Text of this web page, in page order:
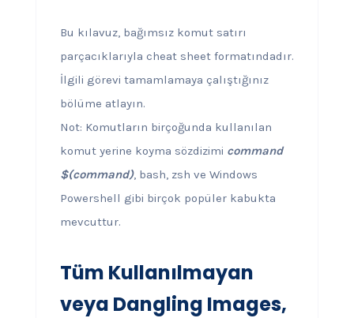
Bu kılavuz, bağımsız komut satırı
parçacıklarıyla cheat sheet formatındadır.
İlgili görevi tamamlamaya çalıştığınız
bölüme atlayın.
Not: Komutların birçoğunda kullanılan
komut yerine koyma sözdizimi command
$(command), bash, zsh ve Windows
Powershell gibi birçok popüler kabukta
mevcuttur.
Tüm Kullanılmayan
veya Dangling Images,